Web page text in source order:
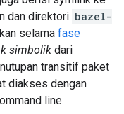
dan direktori bazel-
selama fase
simbolik dari
transitif paket
diakses dengan
line.